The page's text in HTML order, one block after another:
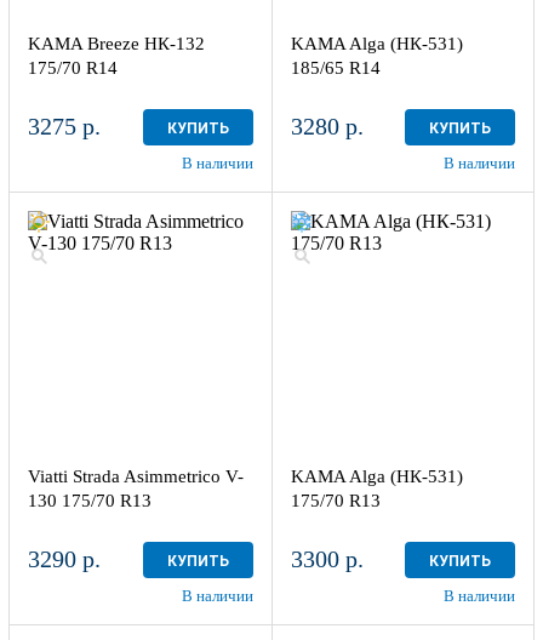
KAMA Breeze НК-132
175/70 R14
3275 р. КУПИТЬ
В наличии
KAMA Alga (НК-531)
185/65 R14
3280 р. КУПИТЬ
В наличии
Viatti Strada Asimmetrico V-
130 175/70 R13
3290 р. КУПИТЬ
В наличии
KAMA Alga (НК-531)
175/70 R13
3300 р. КУПИТЬ
В наличии